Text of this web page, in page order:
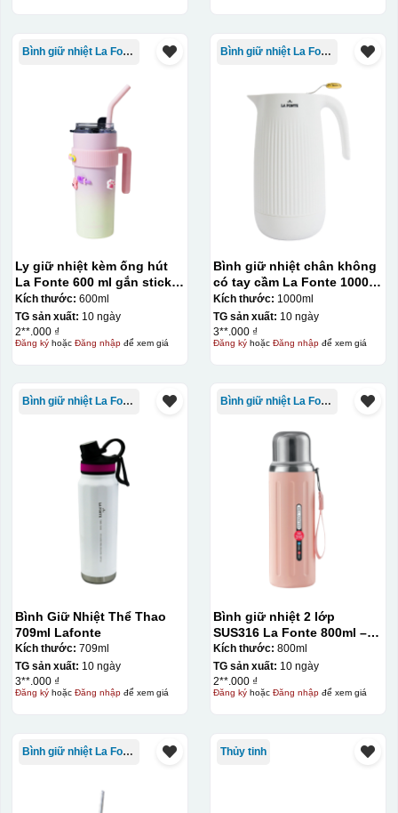
Bình giữ nhiệt La Fonte
Ly giữ nhiệt kèm ống hút
La Fonte 600 ml gắn sticker
– 012294
Kích thước: 600ml
TG sản xuất: 10 ngày
2**.000 ₫
Đăng kýhoặc Đăng nhậpđể xem giá
Bình giữ nhiệt La Fonte
Bình giữ nhiệt chân không
có tay cầm La Fonte 1000ml
– 011655
Kích thước: 1000ml
TG sản xuất: 10 ngày
3**.000 ₫
Đăng kýhoặc Đăng nhậpđể xem giá
Bình giữ nhiệt La Fonte
Bình Giữ Nhiệt Thể Thao
709ml Lafonte
Kích thước: 709ml
TG sản xuất: 10 ngày
3**.000 ₫
Đăng kýhoặc Đăng nhậpđể xem giá
Bình giữ nhiệt La Fonte
Bình giữ nhiệt 2 lớp
SUS316 La Fonte 800ml –
012720
Kích thước: 800ml
TG sản xuất: 10 ngày
2**.000 ₫
Đăng kýhoặc Đăng nhậpđể xem giá
Bình giữ nhiệt La Fonte Thủy tinh